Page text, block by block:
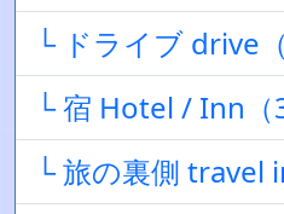
└ ドライブ drive（
└ 宿 Hotel / Inn（3
└ 旅の裏側 travel